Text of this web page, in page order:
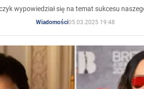
wypowiedział się na temat sukcesu
Wiadomości05.03.2025 19:48